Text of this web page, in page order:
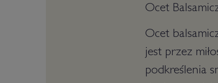
Ocet
Ocet
jest przez
podkreślenia